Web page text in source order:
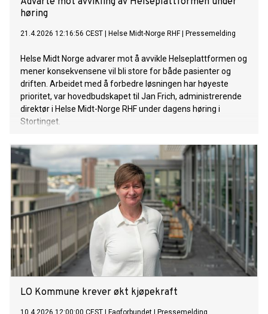
høring
21.4.2026 12:16:56 CEST Helse Midt-Norge RHF| Pressemelding
Helse Midt Norge advarer mot å avvikle Helseplattformen og
mener konsekvensene vil bli store for både pasienter og
driften. Arbeidet med å forbedre løsningen har høyeste
prioritet, var hovedbudskapet til Jan Frich, administrerende
direktør i Helse Midt-Norge RHF under dagens høring i
Stortinget.
LO Kommune krever økt kjøpekraft